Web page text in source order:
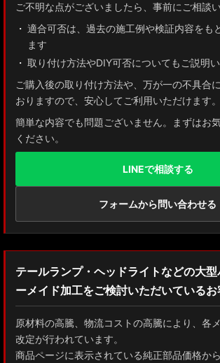
GUN125 ハイラックス
AXUH80/85 MXUA80/85 ハリアー
ZSU60 ハリアー
MXAA54 AXAH54/52 RAV4
GDJ150W/151 WTRJ150 ランドクルーザー プ
ZVG11/ZSG10 カローラクロス
GXPA16 MXPA12 GRヤリス
MXPH10/MXPA10/MXBA10/KSP210 ヤリス
MXPJ10/15 MXPB10/15 ヤリスクロス
ご不明な点がございましたら、事前にご相談
適合可否は、過去の施工例や検証内容をも
ます
取り付け方法やDIY可否についてもご説明
ご購入後の取り付け方法や、万が一の不具合
おりますので、安心してご利用いただけます。
簡単な内容でも問題ございません。まずはお
ください。
LINEで相談する
フォームから問い合わせる
テールランプ・ヘッドライトなどの大
ーメイド加工をご検討いただいている
原材料の高騰、物流コストの高騰により、各
改定が行われています。
商品ページに表示されている純正部品価格か